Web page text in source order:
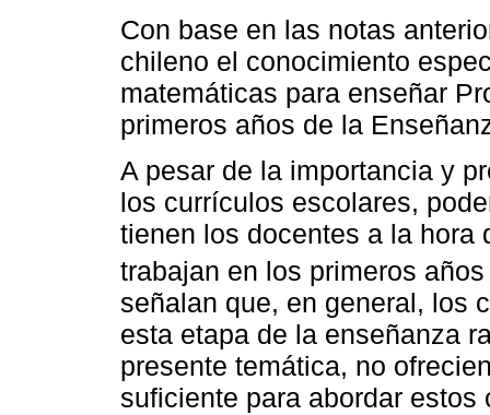
Con base en las notas
chileno el conocimiento
matemáticas para enseñar
primeros años de la
A pesar de la importancia y
los currículos escolares,
tienen los docentes a la hora
trabajan en los primeros
señalan que, en general, los
esta etapa de la enseñanza
presente temática, no
suficiente para abordar estos